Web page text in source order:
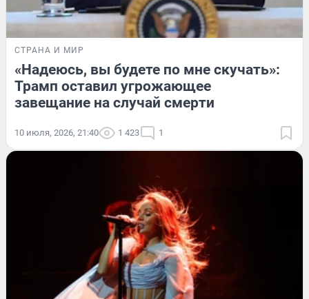
СТРАНА И МИР
«Надеюсь, вы будете по мне скучать»:
Трамп оставил угрожающее
завещание на случай смерти
10 июля, 2026, 21:40 1 423 1